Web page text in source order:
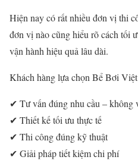
Hiện nay có rất nhiều đơn vị thi
đơn vị nào cũng hiểu rõ cách tối
vận hành hiệu quả lâu dài.
Khách hàng lựa chọn Bể Bơi
✔ Tư vấn đúng nhu cầu – không
✔ Thiết kế tối ưu thực tế
✔ Thi công đúng kỹ thuật
✔ Giải pháp tiết kiệm chi phí